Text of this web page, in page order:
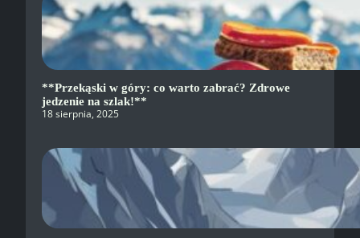
**Przekąski w góry: co warto zabrać? Zdrowe
jedzenie na szlak!**
18 sierpnia, 2025